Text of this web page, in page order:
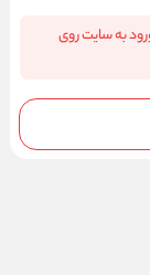
به سایت روی